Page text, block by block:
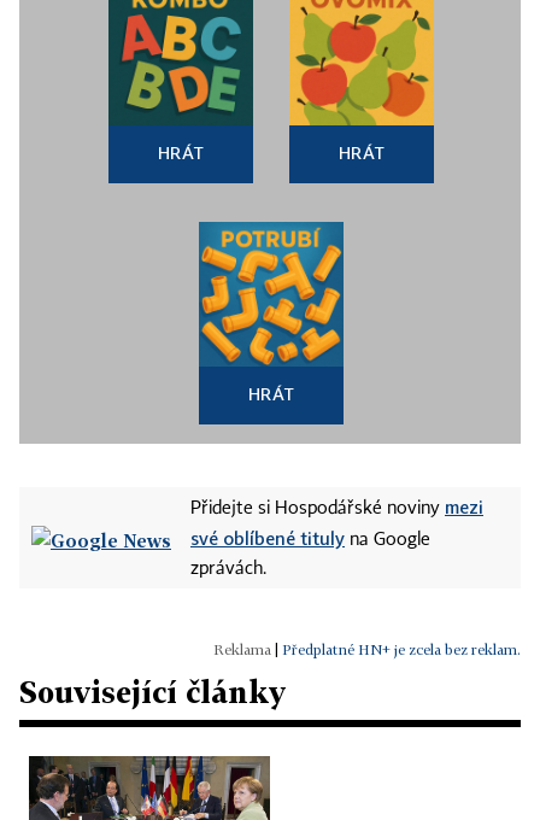
HRÁT HRÁT
HRÁT
Přidejte si Hospodářské noviny mezi
své oblíbené tituly na Google
zprávách.
Předplatné HN+ je zcela bez reklam.
Související články